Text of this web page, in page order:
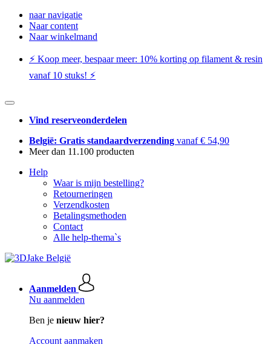
naar navigatie
Naar content
Naar winkelmand
⚡️ Koop meer, bespaar meer: ​​10% korting op filament & resin
vanaf 10 stuks! ⚡️
Vind reserveonderdelen
België: Gratis standaardverzending vanaf € 54,90
Meer dan 11.100 producten
Help
Waar is mijn bestelling?
Retourneringen
Verzendkosten
Betalingsmethoden
Contact
Alle help-thema`s
Aanmelden
Nu aanmelden
Ben je nieuw hier?
Account aanmaken